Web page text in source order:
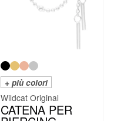
+ più colori
Wildcat Original
CATENA PER